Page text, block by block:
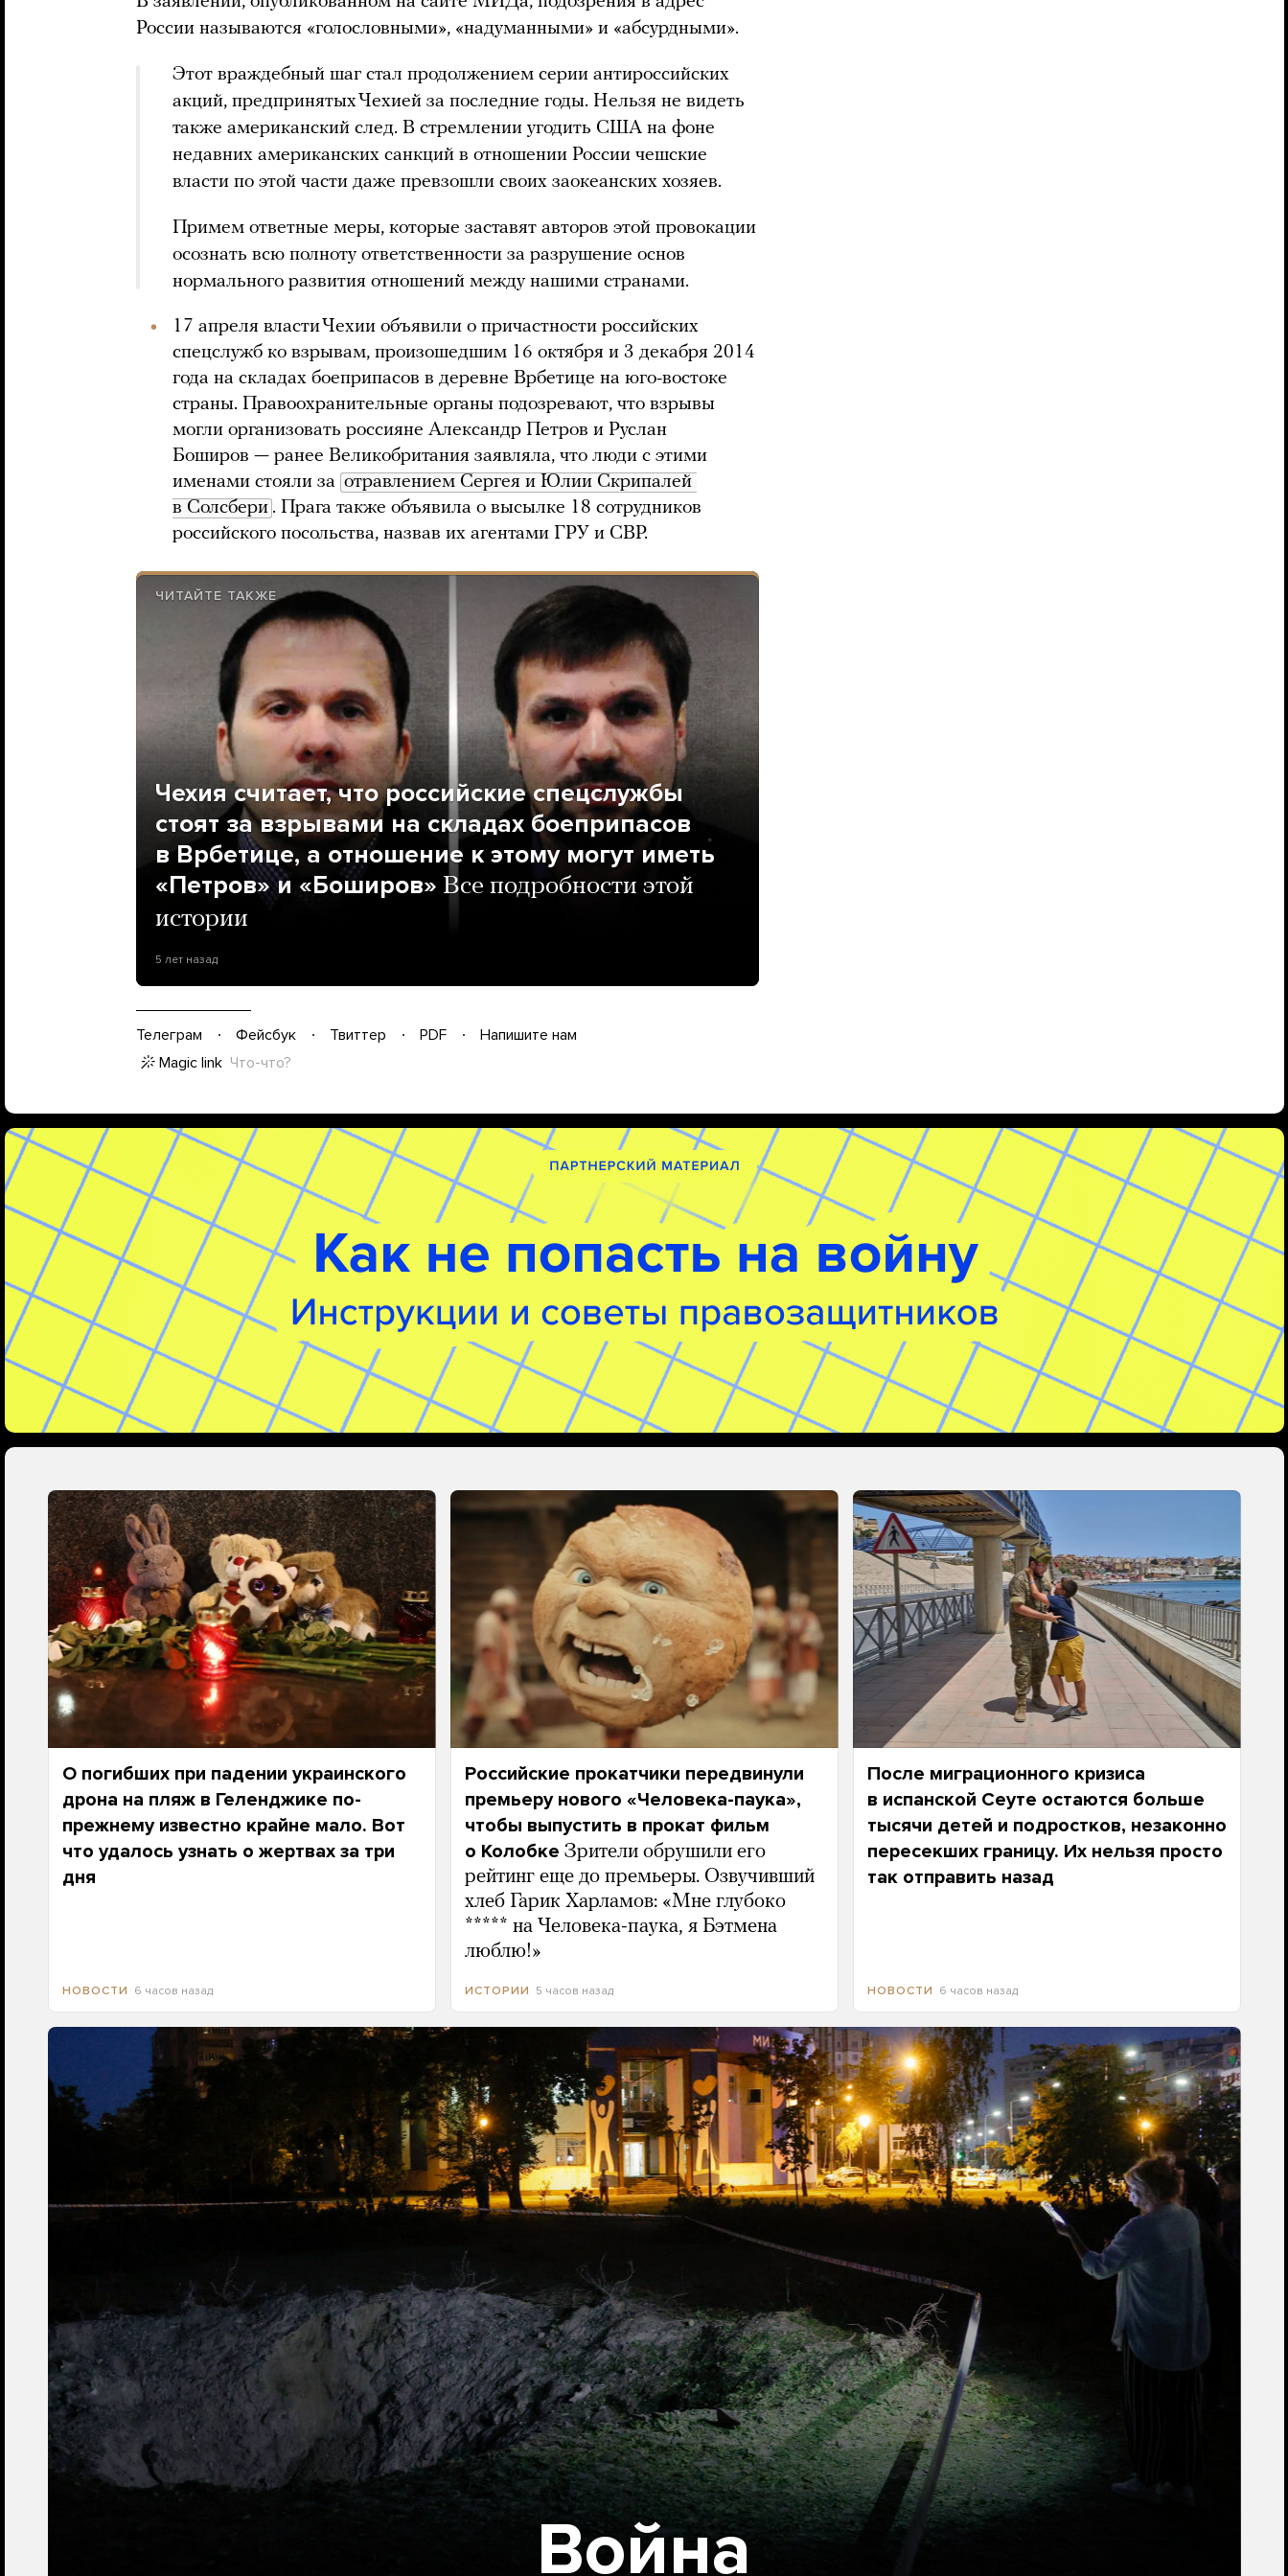
России называются «голословными», «надуманными» и «абсурдными».
Этот враждебный шаг стал продолжением серии антироссийских
акций, предпринятых Чехией за последние годы. Нельзя не видеть
также американский след. В стремлении угодить США на фоне
недавних американских санкций в отношении России чешские
власти по этой части даже превзошли своих заокеанских хозяев.
Примем ответные меры, которые заставят авторов этой провокации
осознать всю полноту ответственности за разрушение основ
нормального развития отношений между нашими странами.
17 апреля власти Чехии объявили о причастности российских
спецслужб ко взрывам, произошедшим 16 октября и 3 декабря 2014
года на складах боеприпасов в деревне Врбетице на юго-востоке
страны. Правоохранительные органы подозревают, что взрывы
могли организовать россияне Александр Петров и Руслан
Боширов — ранее Великобритания заявляла, что люди с этими
именами стояли за отравлением Сергея и Юлии Скрипалей
в Солсбери . Прага также объявила о высылке 18 сотрудников
российского посольства, назвав их агентами ГРУ и СВР.
ЧИТАЙТЕ ТАКЖЕ
Чехия считает, что российские спецслужбы
стоят за взрывами на складах боеприпасов
в Врбетице, а отношение к этому могут иметь
«Петров» и «Боширов» Все подробности этой
истории
5 лет назад
Телеграм Фейсбук Твиттер PDF
Напишите нам
Magic link Что-что?
О погибших при падении украинского
дрона на пляж в Геленджике по-
прежнему известно крайне мало. Вот
что удалось узнать о жертвах за три
дня
НОВОСТИ 6 часов назад
Российские прокатчики передвинули
премьеру нового «Человека-паука»,
чтобы выпустить в прокат фильм
о Колобке Зрители обрушили его
рейтинг еще до премьеры. Озвучивший
хлеб Гарик Харламов: «Мне глубоко
***** на Человека-паука, я Бэтмена
люблю!»
ИСТОРИИ 5 часов назад
После миграционного кризиса
в испанской Сеуте остаются больше
тысячи детей и подростков, незаконно
пересекших границу. Их нельзя просто
так отправить назад
НОВОСТИ 6 часов назад
Война